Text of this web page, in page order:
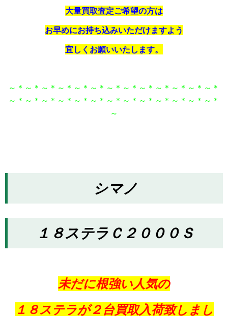
大量買取査定ご希望の方は
お早めにお持ち込みいただけますよう
宜しくお願いいたします。
～＊～＊～＊～＊～＊～＊～＊～＊～＊～＊～＊～＊～＊
～＊～＊～＊～＊～＊～＊～＊～＊～＊～＊～＊～＊～＊
～
シマノ
１８ステラＣ２０００Ｓ
未だに根強い人気の
１８ステラが２台買取入荷致しまし